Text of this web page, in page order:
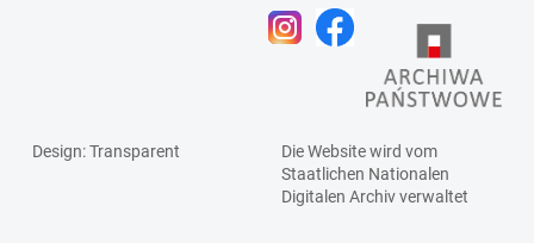
Design: Transparent
Die Website wird vom
Staatlichen Nationalen
Digitalen Archivverwaltet